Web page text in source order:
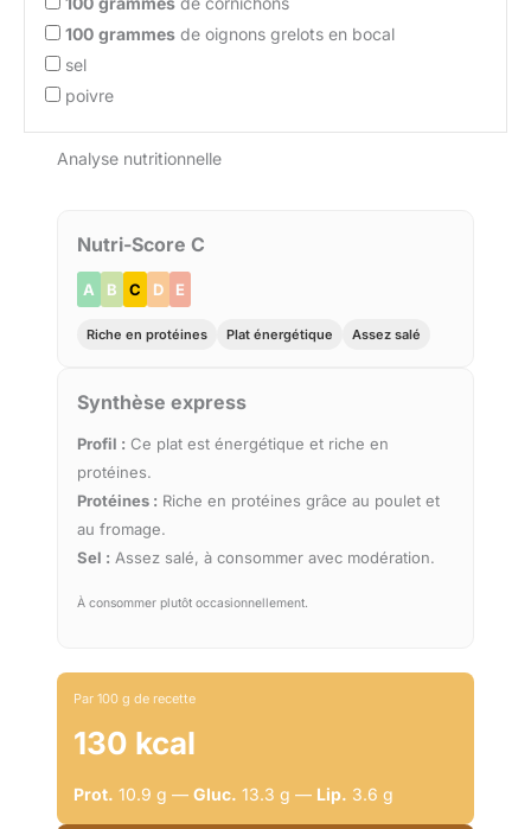
100 grammes de oignons grelots en bocal
sel
poivre
Analyse nutritionnelle
Nutri-Score C
A B C D E
Riche en protéines Plat énergétique Assez salé
Synthèse express
Profil : Ce plat est énergétique et riche en
protéines.
Protéines : Riche en protéines grâce au poulet et
au fromage.
Sel : Assez salé, à consommer avec modération.
À consommer plutôt occasionnellement.
Par 100 g de recette
130 kcal
Prot. 10.9 g — Gluc. 13.3 g — Lip. 3.6 g